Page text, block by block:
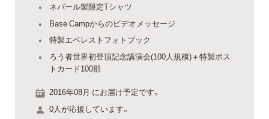
ネパール製限定Tシャツ
Base Campからのビデオメッセージ
特製エベレストフォトブック
ろう者世界初登頂記念講演会(100人規模)＋特製ポス
トカード100部
2016年08月 にお届け予定です。
0人が応援しています。